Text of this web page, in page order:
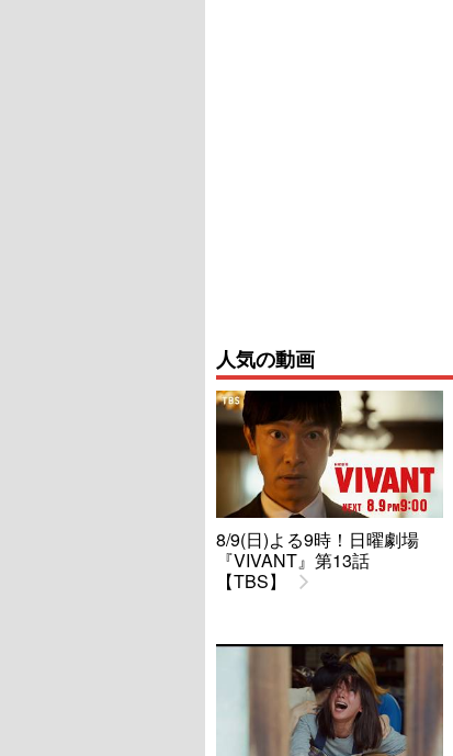
人気の動画
8/9(日)よる9時！日曜劇場
『VIVANT』第13話
【TBS】